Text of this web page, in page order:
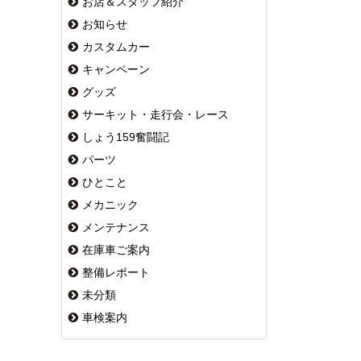
お知らせ
カスタムカー
キャンペーン
グッズ
サーキット・走行会・レース
しょう159奮闘記
パーツ
ひとこと
メカニック
メンテナンス
在庫車ご案内
整備レポート
未分類
車検案内